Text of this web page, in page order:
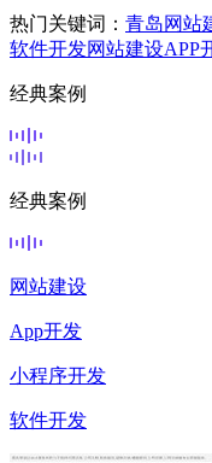
热门关键词： 青岛网站
软件开发网站建设APP
经典案例
经典案例
网站建设
App开发
小程序开发
软件开发